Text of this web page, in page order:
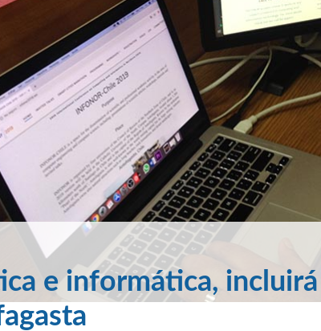
e informática, incluirá